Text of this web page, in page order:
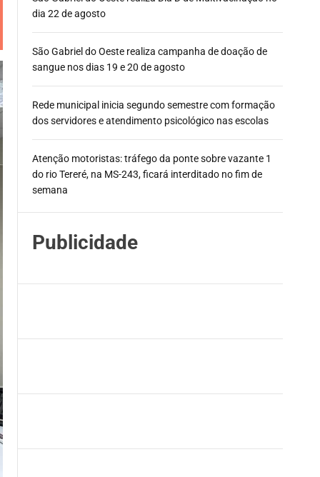
dia 22 de agosto
São Gabriel do Oeste realiza campanha de doação de
sangue nos dias 19 e 20 de agosto
Rede municipal inicia segundo semestre com formação
dos servidores e atendimento psicológico nas escolas
Atenção motoristas: tráfego da ponte sobre vazante 1
do rio Tereré, na MS-243, ficará interditado no fim de
semana
Publicidade